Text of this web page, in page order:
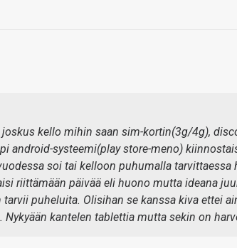
kello mihin saan sim-kortin(3g/4g),
android-systeemi(play store-meno)
soi tai kelloon puhumalla tarvittaessa
riittämään päivää eli huono mutta ideana
puheluita. Olisihan se kanssa kiva ettei
Nykyään kantelen tablettia mutta sekin on